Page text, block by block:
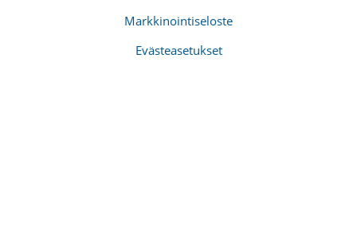
Markkinointiseloste
Evästeasetukset